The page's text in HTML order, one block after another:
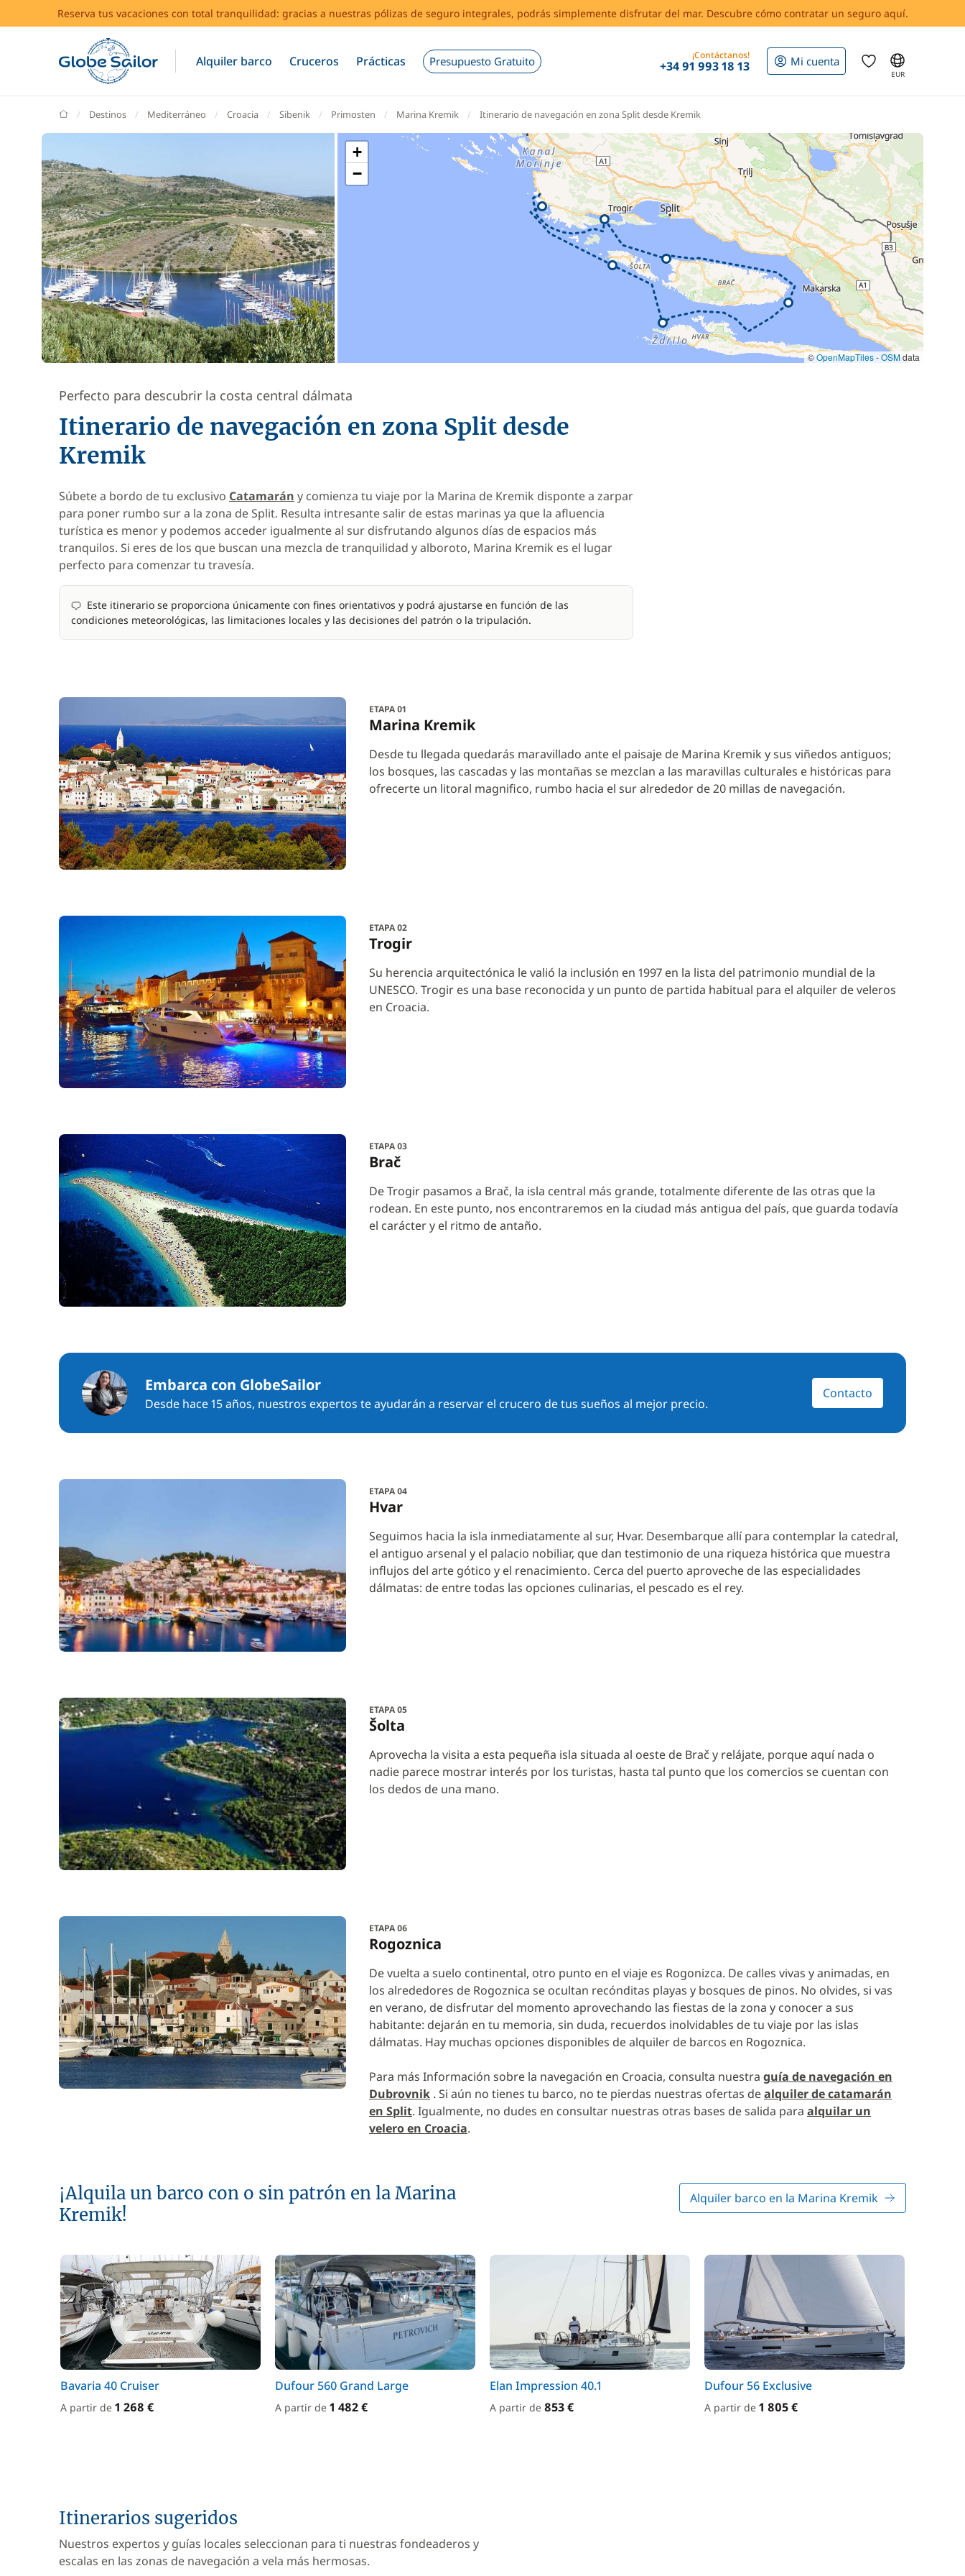
Reserva tus vacaciones con total tranquilidad: gracias a nuestras pólizas de seguro integrales, podrás simplemente disfrutar del mar. Descubre cómo contratar un seguro aquí.
Alquiler barco Cruceros Prácticas Presupuesto Gratuito ¡Contáctanos!
+34 91 993 18 13 Mi cuenta
EUR
GlobeSailor
Destinos Mediterráneo Croacia Sibenik Primosten Marina Kremik Itinerario de navegación en zona Split desde Kremik
+
−
©OpenMapTiles-OSMdata
Perfecto para descubrir la costa central dálmata
Itinerario de navegación en zona Split desde
Kremik
Súbete a bordo de tu exclusivo Catamarán y comienza tu viaje por la Marina de Kremik disponte a zarpar
para poner rumbo sur a la zona de Split. Resulta intresante salir de estas marinas ya que la afluencia
turística es menor y podemos acceder igualmente al sur disfrutando algunos días de espacios más
tranquilos. Si eres de los que buscan una mezcla de tranquilidad y alboroto, Marina Kremik es el lugar
perfecto para comenzar tu travesía.
Este itinerario se proporciona únicamente con fines orientativos y podrá ajustarse en función de las
condiciones meteorológicas, las limitaciones locales y las decisiones del patrón o la tripulación.
ETAPA 01
Marina Kremik
Desde tu llegada quedarás maravillado ante el paisaje de Marina Kremik y sus viñedos antiguos;
los bosques, las cascadas y las montañas se mezclan a las maravillas culturales e históricas para
ofrecerte un litoral magnifico, rumbo hacia el sur alrededor de 20 millas de navegación.
ETAPA 02
Trogir
Su herencia arquitectónica le valió la inclusión en 1997 en la lista del patrimonio mundial de la
UNESCO. Trogir es una base reconocida y un punto de partida habitual para el alquiler de veleros
en Croacia.
ETAPA 03
Brač
De Trogir pasamos a Brač, la isla central más grande, totalmente diferente de las otras que la
rodean. En este punto, nos encontraremos en la ciudad más antigua del país, que guarda todavía
el carácter y el ritmo de antaño.
Embarca con GlobeSailor
Desde hace 15 años, nuestros expertos te ayudarán a reservar el crucero de tus sueños al mejor precio.
Contacto
ETAPA 04
Hvar
Seguimos hacia la isla inmediatamente al sur, Hvar. Desembarque allí para contemplar la catedral,
el antiguo arsenal y el palacio nobiliar, que dan testimonio de una riqueza histórica que muestra
influjos del arte gótico y el renacimiento. Cerca del puerto aproveche de las especialidades
dálmatas: de entre todas las opciones culinarias, el pescado es el rey.
ETAPA 05
Šolta
Aprovecha la visita a esta pequeña isla situada al oeste de Brač y relájate, porque aquí nada o
nadie parece mostrar interés por los turistas, hasta tal punto que los comercios se cuentan con
los dedos de una mano.
ETAPA 06
Rogoznica
De vuelta a suelo continental, otro punto en el viaje es Rogonizca. De calles vivas y animadas, en
los alrededores de Rogoznica se ocultan recónditas playas y bosques de pinos. No olvides, si vas
en verano, de disfrutar del momento aprovechando las fiestas de la zona y conocer a sus
habitante: dejarán en tu memoria, sin duda, recuerdos inolvidables de tu viaje por las islas
dálmatas. Hay muchas opciones disponibles de alquiler de barcos en Rogoznica.
Para más Información sobre la navegación en Croacia, consulta nuestra guía de navegación en
Dubrovnik . Si aún no tienes tu barco, no te pierdas nuestras ofertas dealquiler de catamarán
en Split. Igualmente, no dudes en consultar nuestras otras bases de salida para alquilar un
velero en Croacia.
¡Alquila un barco con o sin patrón en la Marina
Kremik!
Alquiler barco en la Marina Kremik
Bavaria 40 Cruiser
A partir de 1 268 €
Dufour 560 Grand Large
A partir de 1 482 €
Elan Impression 40.1
A partir de 853 €
Dufour 56 Exclusive
A partir de 1 805 €
Itinerarios sugeridos
Nuestros expertos y guías locales seleccionan para ti nuestras fondeaderos y
escalas en las zonas de navegación a vela más hermosas.